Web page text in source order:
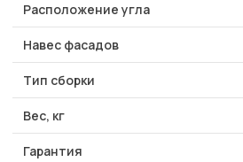
Расположение угла
Навес фасадов
Тип сборки
Вес, кг
Гарантия